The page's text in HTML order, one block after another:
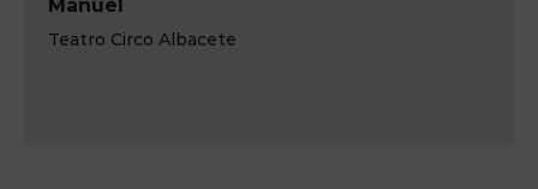
Teatro Circo de Albacete